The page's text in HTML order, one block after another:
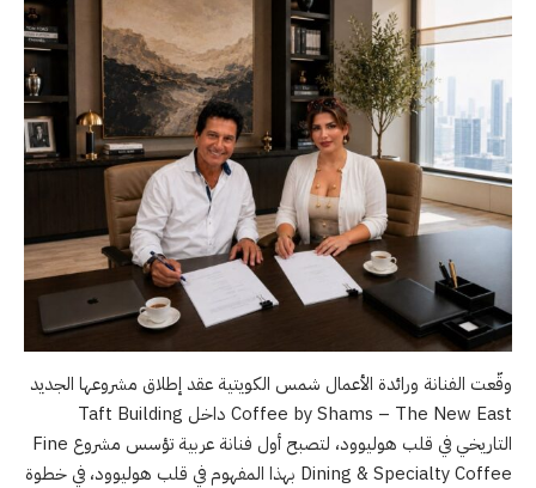
وقّعت الفنانة ورائدة الأعمال شمس الكويتية عقد إطلاق مشروعها الجديد
Coffee by Shams – The New East داخل Taft Building
التاريخي في قلب هوليوود، لتصبح أول فنانة عربية تؤسس مشروع Fine
Dining & Specialty Coffee بهذا المفهوم في قلب هوليوود، في خطوة